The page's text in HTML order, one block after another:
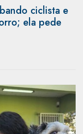
ciclista e
ela pede